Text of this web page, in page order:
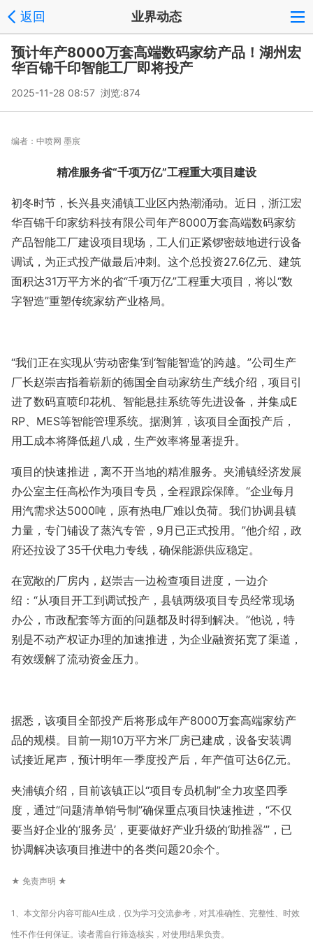
返回 业界动态
预计年产8000万套高端数码家纺产品！湖州宏
华百锦千印智能工厂即将投产
2025-11-28 08:57 浏览:874
编者： 中喷网 墨宸
精准服务省“千项万亿”工程重大项目建设
初冬时节，长兴县夹浦镇工业区内热潮涌动。近日，浙江宏
华百锦千印家纺科技有限公司年产8000万套高端数码家纺
产品智能工厂建设项目现场，工人们正紧锣密鼓地进行设备
调试，为正式投产做最后冲刺。这个总投资27.6亿元、建筑
面积达31万平方米的省“千项万亿”工程重大项目，将以“数
字智造”重塑传统家纺产业格局。
“我们正在实现从‘劳动密集’到‘智能智造’的跨越。”公司生产
厂长赵崇吉指着崭新的德国全自动家纺生产线介绍，项目引
进了数码直喷印花机、智能悬挂系统等先进设备，并集成E
RP、MES等智能管理系统。据测算，该项目全面投产后，
用工成本将降低超八成，生产效率将显著提升。
项目的快速推进，离不开当地的精准服务。夹浦镇经济发展
办公室主任高松作为项目专员，全程跟踪保障。“企业每月
用汽需求达5000吨，原有热电厂难以负荷。我们协调县镇
力量，专门铺设了蒸汽专管，9月已正式投用。”他介绍，政
府还拉设了35千伏电力专线，确保能源供应稳定。
在宽敞的厂房内，赵崇吉一边检查项目进度，一边介
绍：“从项目开工到调试投产，县镇两级项目专员经常现场
办公，市政配套等方面的问题都及时得到解决。”他说，特
别是不动产权证办理的加速推进，为企业融资拓宽了渠道，
有效缓解了流动资金压力。
据悉，该项目全部投产后将形成年产8000万套高端家纺产
品的规模。目前一期10万平方米厂房已建成，设备安装调
试接近尾声，预计明年一季度投产后，年产值可达6亿元。
夹浦镇介绍，目前该镇正以“项目专员机制”全力攻坚四季
度，通过“问题清单销号制”确保重点项目快速推进，“不仅
要当好企业的‘服务员’，更要做好产业升级的‘助推器’”，已
协调解决该项目推进中的各类问题20余个。
★ 免责声明 ★
1、本文部分内容可能AI生成，仅为学习交流参考，对其准确性、完整性、时效
性不作任何保证。读者需自行筛选核实，对使用结果负责。